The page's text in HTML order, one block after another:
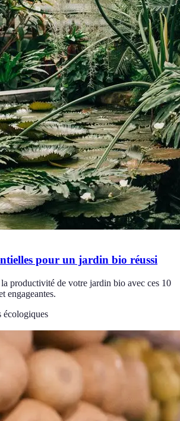
pour un jardin bio réussi
productivité de votre jardin bio avec ces 10
engageantes.
écologiques